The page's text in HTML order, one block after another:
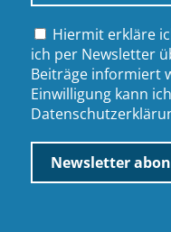
Hiermit erkläre
ich per Newsletter
Beiträge informiert
Einwilligung kann